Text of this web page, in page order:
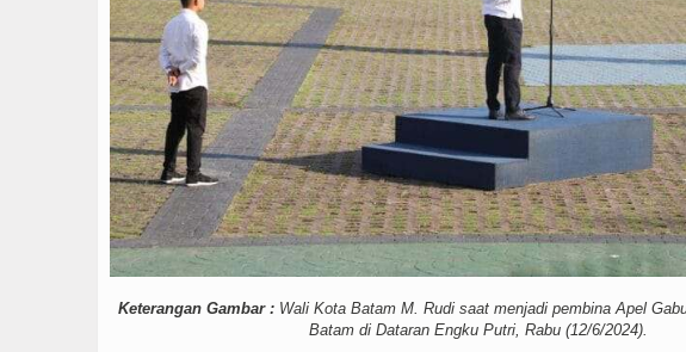
Chelsea Tumbang Ditekuk Juventus
Keterangan Gambar : Wali Kota Batam M. Rudi saat menjadi pembina Apel
Batam di Dataran Engku Putri, Rabu (12/6/2024).